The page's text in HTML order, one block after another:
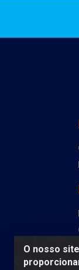
O nosso